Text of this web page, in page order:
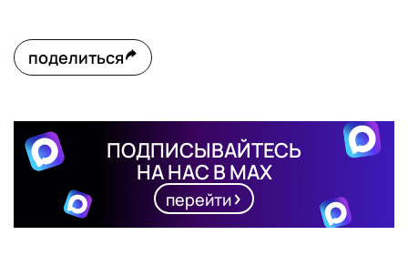
поделиться
ПОДПИСЫВАЙТЕСЬ
НА НАС В MAX
перейти